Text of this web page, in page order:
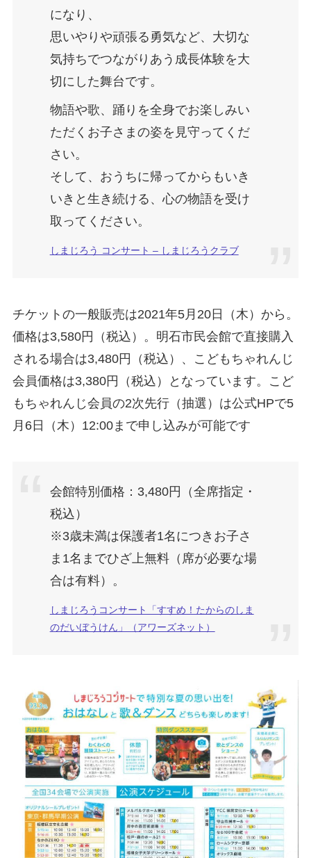
になり、
思いやりや頑張る勇気など、大切な
気持ちでつながりあう成長体験を大
切にした舞台です。
物語や歌、踊りを全身でお楽しみい
ただくお子さまの姿を見守ってくだ
さい。
そして、おうちに帰ってからもいき
いきと生き続ける、心の物語を受け
取ってください。
しまじろう コンサート – しまじろうクラブ
チケットの一般販売は2021年5月20日（木）から。
価格は3,580円（税込）。明石市民会館で直接購入
される場合は3,480円（税込）、こどもちゃれんじ
会員価格は3,380円（税込）となっています。こど
もちゃれんじ会員の2次先行（抽選）は公式HPで5
月6日（木）12:00まで申し込みが可能です
会館特別価格：3,480円（全席指定・
税込）
※3歳未満は保護者1名につきお子さ
ま1名までひざ上無料（席が必要な場
合は有料）。
しまじろうコンサート「すすめ！たからのしま
のだいぼうけん」（アワーズネット）